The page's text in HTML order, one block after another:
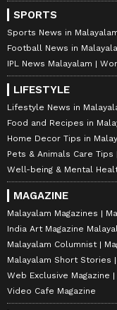
SPORTS
Sports News in
Football News in
IPL News Malayalam
LIFESTYLE
Lifestyle News in
Food and Recipes in
Home Decor Tips in
Pets & Animals Care Tips
Well-being & Mental
MAGAZINE
Malayalam Magazines
India Art Magazine
Malayalam Columnist
Malayalam Short Stories
Web Exclusive Magazine
Video Cafe Magazine